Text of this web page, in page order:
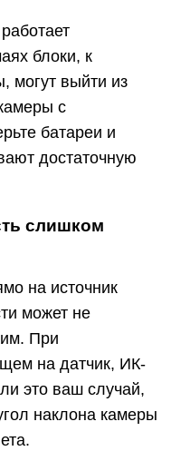
блоки, к
могут выйти из
с
батареи и
достаточную
слишком
на источник
может не
При
на датчик, ИК-
это ваш случай,
наклона камеры